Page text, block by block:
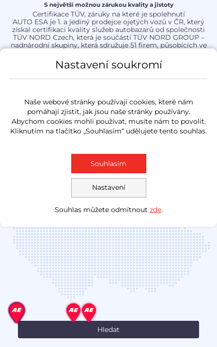
S největší možnou zárukou kvality a jistoty
Certifikace TÜV, záruky na které je spolehnutí
AUTO ESA je 1. a jediný prodejce ojetých vozů v ČR, který
získal certifikaci kvality služeb autobazarů od společnosti
TÜV NORD Czech, která je součástí TÜV NORD GROUP –
nadnárodní skupiny, která sdružuje 51 firem, působících ve
inspekci a certifikaci.
Pobočky Auto ESA
Auto ESA své služby nabízí na stále více místech po celé ČR. Vyberte
Nastavení soukromí
Naše webové stránky používají cookies, které nám
pomáhají zjistit, jak jsou naše stránky používány.
Abychom cookies mohli používat, musíte nám to povolit.
Kliknutím na tlačítko „Souhlasím“ udělujete tento souhlas.
Nastavení
Souhlasím
Souhlas můžete odmítnout zde.